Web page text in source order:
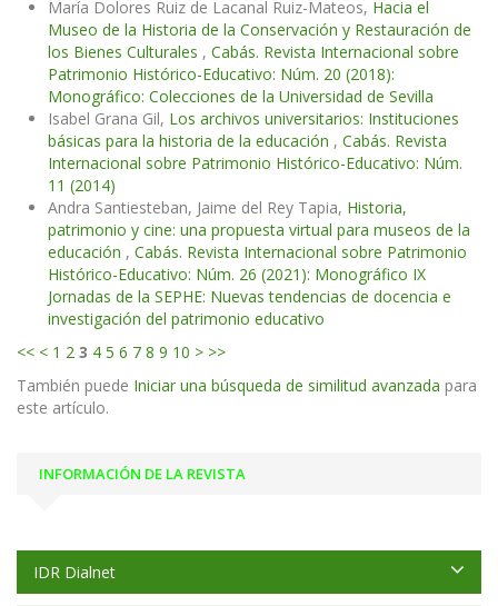
María Dolores Ruiz de Lacanal Ruiz-Mateos, Hacia el
Museo de la Historia de la Conservación y Restauración de
los Bienes Culturales , Cabás. Revista Internacional sobre
Patrimonio Histórico-Educativo: Núm. 20 (2018):
Monográfico: Colecciones de la Universidad de Sevilla
Isabel Grana Gil, Los archivos universitarios: Instituciones
básicas para la historia de la educación , Cabás. Revista
Internacional sobre Patrimonio Histórico-Educativo: Núm.
11 (2014)
Andra Santiesteban, Jaime del Rey Tapia, Historia,
patrimonio y cine: una propuesta virtual para museos de la
educación , Cabás. Revista Internacional sobre Patrimonio
Histórico-Educativo: Núm. 26 (2021): Monográfico IX
Jornadas de la SEPHE: Nuevas tendencias de docencia e
investigación del patrimonio educativo
<< < 1 2 3 4 5 6 7 8 9 10 > >>
También puede Iniciar una búsqueda de similitud avanzada para
este artículo.
INFORMACIÓN DE LA REVISTA
IDR Dialnet